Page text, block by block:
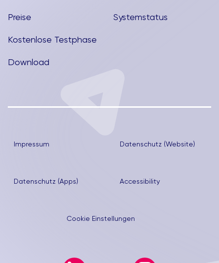
Preise
Kostenlose Testphase
Download
Systemstatus
Impressum Datenschutz (Website)
Datenschutz (Apps) Accessibility
Cookie Einstellungen